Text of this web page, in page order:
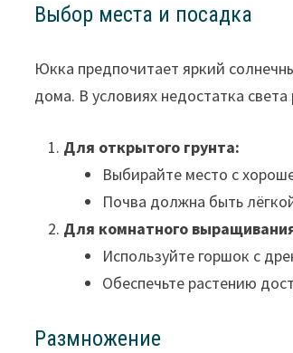
Выбор места и посадка
Юкка предпочитает яркий
дома. В условиях недостатка
Для открытого грунта:
Выбирайте место с
Почва должна быть
Для комнатного
Используйте горшок с
Обеспечьте растению
Размножение